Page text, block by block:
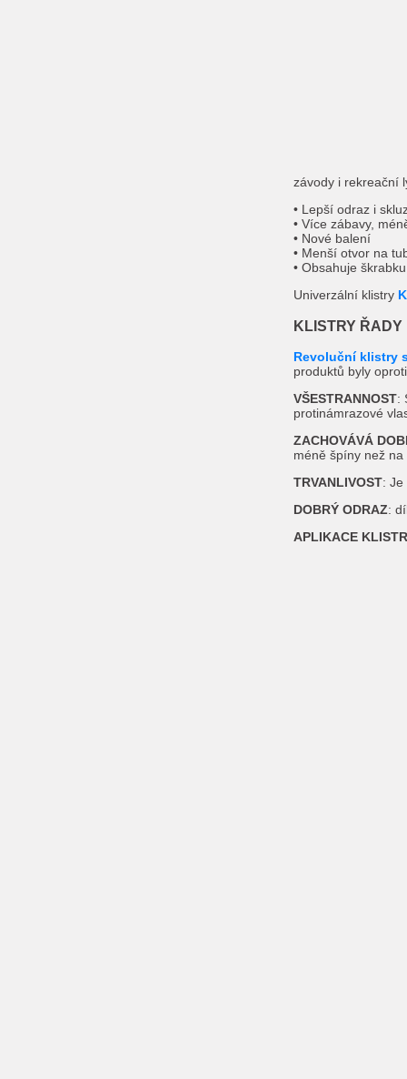
závody i rekreační
• Lepší odraz i
• Více zábavy,
• Nové balení
• Menší otvor na
• Obsahuje škrabku
Univerzální klistry
KLISTRY ŘADY
Revoluční klistry
produktů byly
VŠESTRANNOST:
protinámrazové
ZACHOVÁVÁ
méně špíny než
TRVANLIVOST: Je
DOBRÝ ODRAZ:
APLIKACE